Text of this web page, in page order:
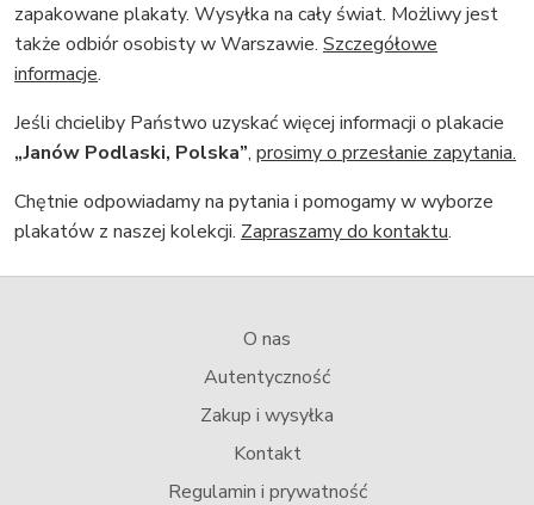
zapakowane plakaty. Wysyłka na cały świat. Możliwy jest
także odbiór osobisty w Warszawie. Szczegółowe
informacje.
Jeśli chcieliby Państwo uzyskać więcej informacji o plakacie
„Janów Podlaski, Polska”, prosimy o przesłanie zapytania.
Chętnie odpowiadamy na pytania i pomogamy w wyborze
plakatów z naszej kolekcji. Zapraszamy do kontaktu.
O nas
Autentyczność
Zakup i wysyłka
Kontakt
Regulamin i prywatność